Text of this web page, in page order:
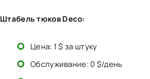
Штабель тюков Deco:
Цена: 1 $ за штуку
Обслуживание: 0 $/день